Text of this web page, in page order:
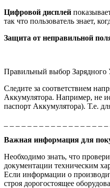
Цифровой дисплей
так что пользователь знает,
Защита от неправильной
Правильный выбор Зарядного
Следите за соответствием
Аккумулятора. Например, не
паспорт Аккумулятора). Т.е.
Важная информация для
Необходимо знать, что
документации техническим
Если информации о
строя дорогостоящее